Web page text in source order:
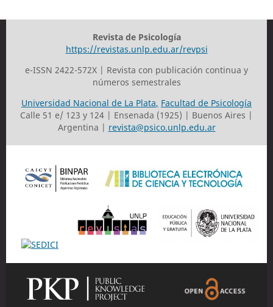
Revista de Psicología
https://revistas.unlp.edu.ar/revpsi
e-ISSN 2422-572X | Revista con publicación continua y
números semestrales
Universidad Nacional de La Plata, Facultad de Psicología
Calle 51 e/ 123 y 124 | Ensenada (1925) | Buenos Aires |
Argentina | revista@psico.unlp.edu.ar